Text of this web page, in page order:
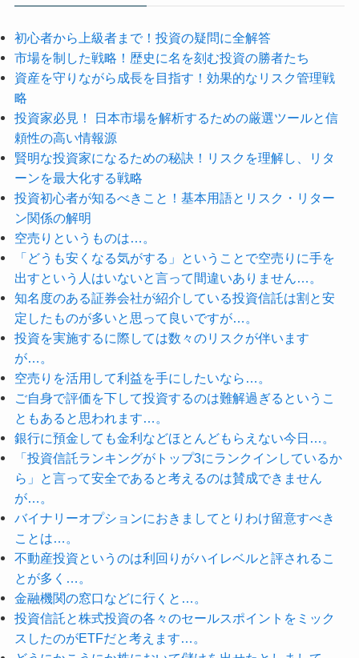
初心者から上級者まで！投資の疑問に全解答
市場を制した戦略！歴史に名を刻む投資の勝者たち
資産を守りながら成長を目指す！効果的なリスク管理戦
略
投資家必見！ 日本市場を解析するための厳選ツールと信
頼性の高い情報源
賢明な投資家になるための秘訣！リスクを理解し、リタ
ーンを最大化する戦略
投資初心者が知るべきこと！基本用語とリスク・リター
ン関係の解明
空売りというものは…。
「どうも安くなる気がする」ということで空売りに手を
出すという人はいないと言って間違いありません…。
知名度のある証券会社が紹介している投資信託は割と安
定したものが多いと思って良いですが…。
投資を実施するに際しては数々のリスクが伴います
が…。
空売りを活用して利益を手にしたいなら…。
ご自身で評価を下して投資するのは難解過ぎるというこ
ともあると思われます…。
銀行に預金しても金利などほとんどもらえない今日…。
「投資信託ランキングがトップ3にランクインしているか
ら」と言って安全であると考えるのは賛成できません
が…。
バイナリーオプションにおきましてとりわけ留意すべき
ことは…。
不動産投資というのは利回りがハイレベルと評されるこ
とが多く…。
金融機関の窓口などに行くと…。
投資信託と株式投資の各々のセールスポイントをミック
スしたのがETFだと考えます…。